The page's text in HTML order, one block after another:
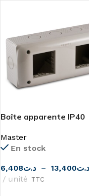
Boîte apparente IP40
Master
En stock
د.ت6,408 – د.ت13,400
unité TTC